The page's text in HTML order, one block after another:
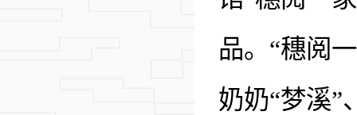
品。 “穗阅
奶奶“梦溪”